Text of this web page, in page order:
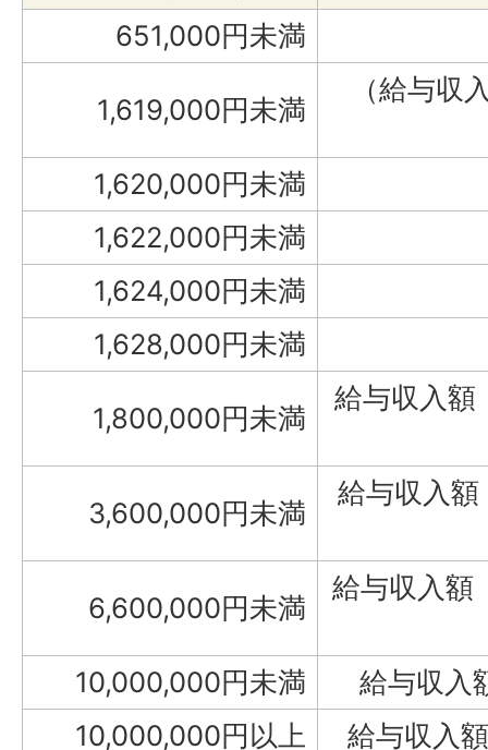
651,000円未満
1,619,000円未満
（給与
1,620,000円未満
1,622,000円未満
1,624,000円未満
1,628,000円未満
1,800,000円未満
給与収入額
3,600,000円未満
給与収入
6,600,000円未満
給与収入
10,000,000円未満
給与収入
10,000,000円以上
給与収